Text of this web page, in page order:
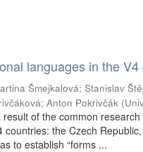
languages in the
Šmejkalová;Stanislav
;Anton Pokrivčák (
of the common
countries: the Czech
to establish “forms ...